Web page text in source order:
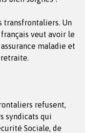
transfrontaliers. Un
veut avoir le
maladie et
refusent,
syndicats qui
Sociale, de